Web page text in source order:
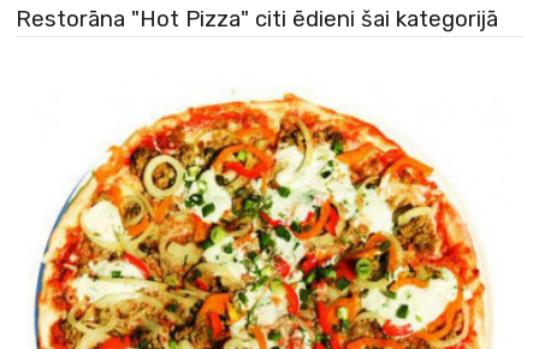
Restorāna "Hot Pizza" citi ēdieni šai kategorijā